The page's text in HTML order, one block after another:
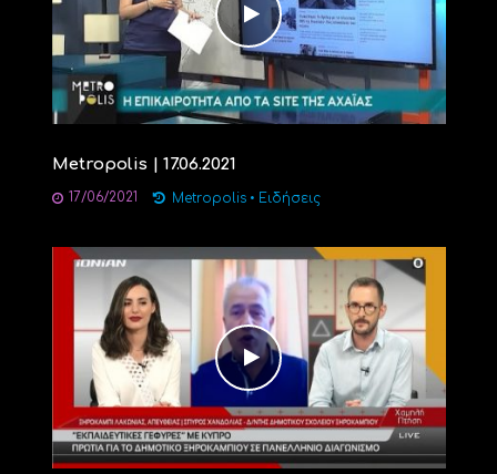
Metropolis | 17.06.2021
17/06/2021 Metropolis • Ειδήσεις